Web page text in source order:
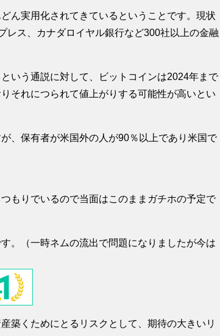
ん実用化されてきているということです。現状
レス、カナダロイヤル銀行など300社以上の金融
いう通説に対して、ビットコインは2024年まで
それにつられて値上がりする可能性が高いとい
、保有者が米国外の人が90％以上であり米国で
もりでいるので当面はこのままガチホの予定で
。（一時ネムの流出で問題になりましたが今は
築くためにとるリスクとして、期待の大きいリ